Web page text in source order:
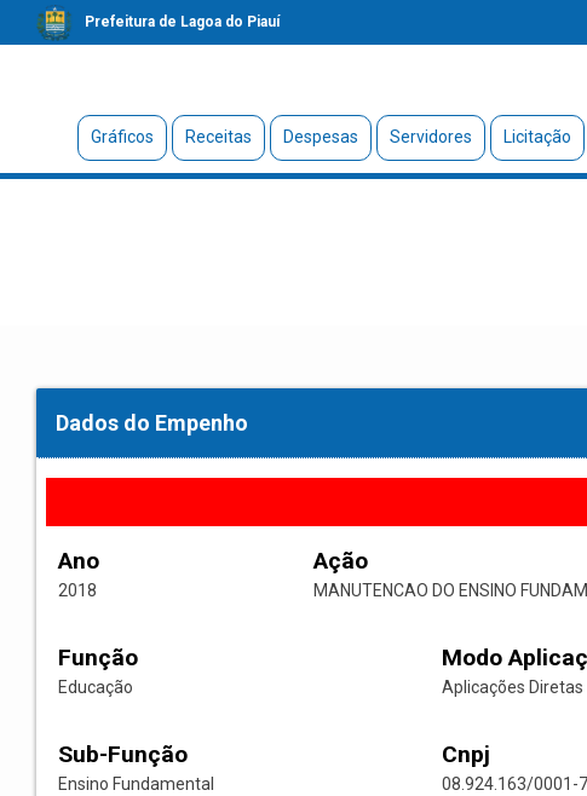
Prefeitura de Lagoa do Piauí
Gráficos Receitas Despesas Servidores Licitação
Dados do Empenho
Ano
2018
Ação
MANUTENCAO DO ENSINO
Função
Educação
Modo
Aplicações Diretas
Sub-Função
Ensino Fundamental
Cnpj
08.924.163/0001-